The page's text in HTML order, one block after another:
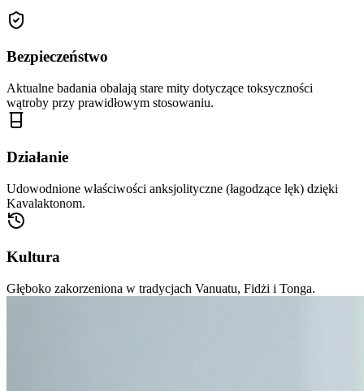
Bezpieczeństwo
Aktualne badania obalają stare mity dotyczące toksyczności
wątroby przy prawidłowym stosowaniu.
Działanie
Udowodnione właściwości anksjolityczne (łagodzące lęk) dzięki
Kavalaktonom.
Kultura
Głęboko zakorzeniona w tradycjach Vanuatu, Fidżi i Tonga.